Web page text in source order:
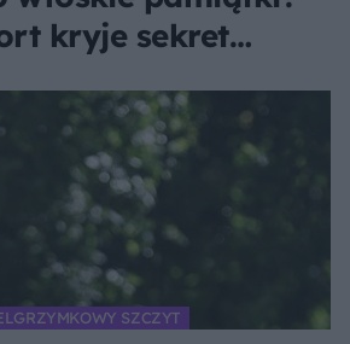
kryje sekret
SZCZYT